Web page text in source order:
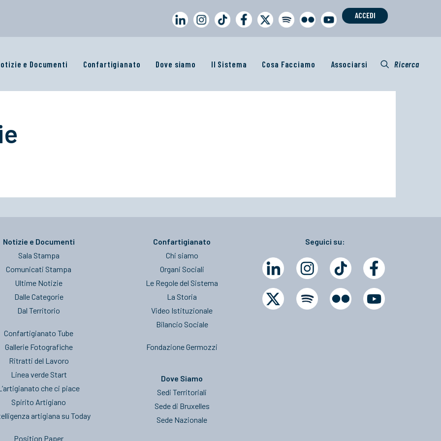
ACCEDI
e Documenti Confartigianato Dove siamo Il Sistema Cosa Facciamo Associarsi Ricerca
Notizie e Documenti
Sala Stampa
Comunicati Stampa
Ultime Notizie
Dalle Categorie
Dal Territorio
Confartigianato Tube
Gallerie Fotografiche
Ritratti del Lavoro
Linea verde Start
che ci piace
Spirito Artigiano
artigiana su Today
Position Paper
Confartigianato
Chi siamo
Organi Sociali
Le Regole del Sistema
La Storia
Video Istituzionale
Bilancio Sociale
Fondazione Germozzi
Dove Siamo
Sedi Territoriali
Sede di Bruxelles
Sede Nazionale
Seguici su: